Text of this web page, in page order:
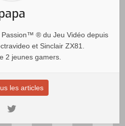
® du Jeu Vidéo depuis
et Sinclair ZX81.
2 jeunes gamers.
les articles